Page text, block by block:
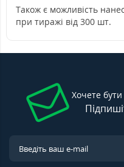
Також є можливість
при тиражі від 300 шт.
Хочете бути